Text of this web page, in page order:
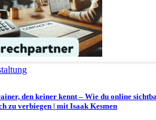
den keiner kennt – Wie du online
zu verbiegen | mit Isaak Kesmen